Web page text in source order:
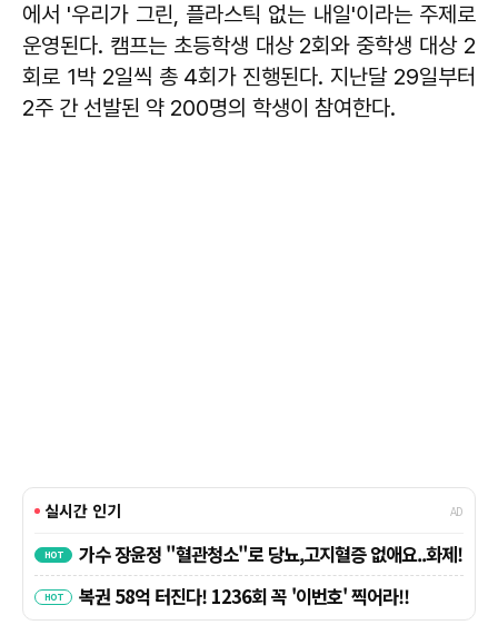
에서 '우리가 그린, 플라스틱 없는 내일'이라는 주제로
운영된다. 캠프는 초등학생 대상 2회와 중학생 대상 2
회로 1박 2일씩 총 4회가 진행된다. 지난달 29일부터
2주 간 선발된 약 200명의 학생이 참여한다.